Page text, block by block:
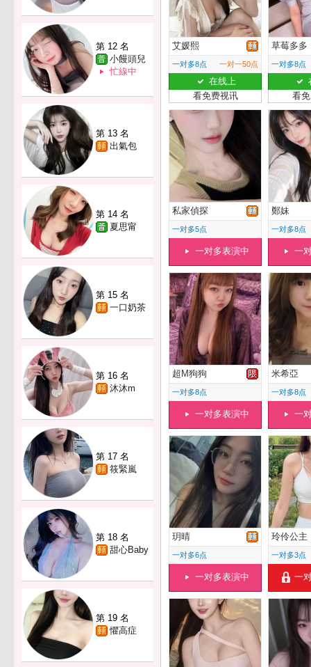
第 12 名
小饅頭兒
忙線中
第 13 名
出氣包
第 14 名
夏思甯
第 15 名
一口奶茶
第 16 名
沐沐m
第 17 名
筱緊嵐
第 18 名
甜心Baby
第 19 名
懼高症
艾媛熙
一对多8点 一对一50点
在线上
看免费视讯
草莓多多
一对多8点
看
私家偵探
一对多5点
一对多表演中
鄭妹
一对多8点
一
超M狗狗
一对多8点
一对多表演中
米希亞
一对多8点
一
玥晴
一对多6点
一对多表演中
玲伶公主
一对多3点
一